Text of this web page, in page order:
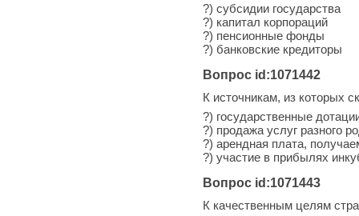
?) субсидии государства
?) капитал корпораций
?) пенcионные фонды
?) банковские кредиторы
Вопрос id:1071442
К источникам, из которых
?) государственные
?) продажа услуг разного
?) арендная плата,
?) участие в прибылях
Вопрос id:1071443
К качественным целям